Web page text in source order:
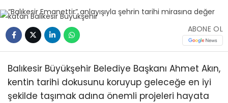
ABONE OL
Balıkesir Büyükşehir Belediye Başkanı Ahmet Akın,
kentin tarihi dokusunu koruyup geleceğe en iyi
şekilde taşımak adına önemli projeleri hayata